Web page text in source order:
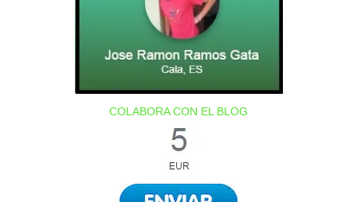
COLABORA CON EL BLOG